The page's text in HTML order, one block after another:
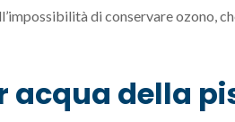
di conservare ozono,
acqua della